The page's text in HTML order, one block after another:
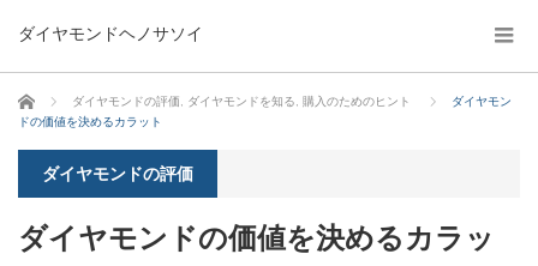
ダイヤモンドヘノサソイ
ホーム ダイヤモンドの評価 ダイヤモンドを知る 購入のためのヒント
ダイヤモン
ドの価値を決めるカラット
ダイヤモンドの評価
ダイヤモンドの価値を決めるカラッ